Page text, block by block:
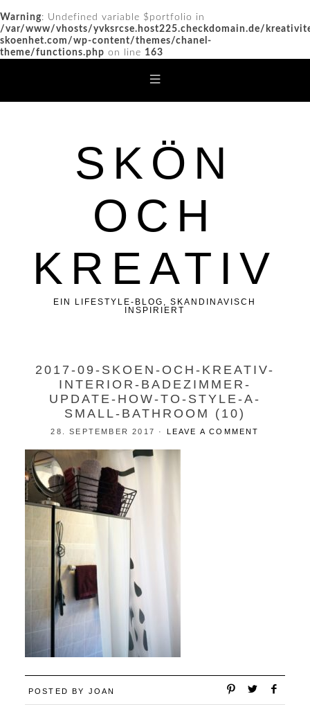
Warning: Undefined variable $portfolio in
/var/www/vhosts/yvksrcse.host225.checkdomain.de/
skoenhet.com/wp-content/themes/chanel-
theme/functions.php on line 163
SKÖN
OCH
KREATIV
EIN LIFESTYLE-BLOG, SKANDINAVISCH
INSPIRIERT
2017-09-SKOEN-OCH-KREATIV-
INTERIOR-BADEZIMMER-
UPDATE-HOW-TO-STYLE-A-
SMALL-BATHROOM (10)
28. SEPTEMBER 2017 · LEAVE A COMMENT
POSTED BY JOAN